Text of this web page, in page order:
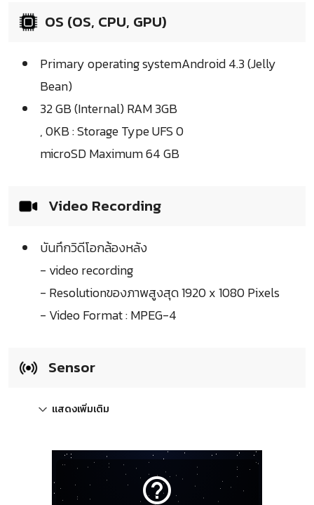
OS (OS, CPU, GPU)
Primary operating systemAndroid 4.3 (Jelly
Bean)
32 GB (Internal) RAM 3GB
, 0KB : Storage Type UFS 0
microSD Maximum 64 GB
Video Recording
บันทึกวิดีโอกล้องหลัง
- video recording
- Resolutionของภาพสูงสุด 1920 x 1080 Pixels
- Video Format : MPEG-4
Sensor
แสดงเพิ่มเติม
help_outline